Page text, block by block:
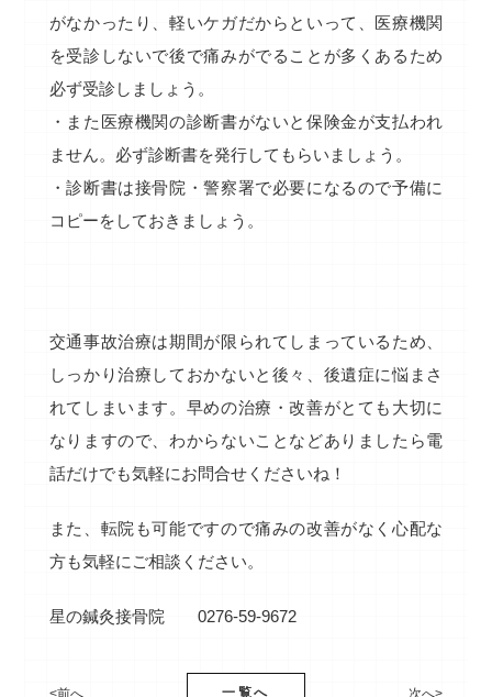
がなかったり、軽いケガだからといって、医療機関
を受診しないで後で痛みがでることが多くあるため
必ず受診しましょう。
・また医療機関の診断書がないと保険金が支払われ
ません。必ず診断書を発行してもらいましょう。
・診断書は接骨院・警察署で必要になるので予備に
コピーをしておきましょう。
交通事故治療は期間が限られてしまっているため、
しっかり治療しておかないと後々、後遺症に悩まさ
れてしまいます。早めの治療・改善がとても大切に
なりますので、わからないことなどありましたら電
話だけでも気軽にお問合せくださいね！
また、転院も可能ですので痛みの改善がなく心配な
方も気軽にご相談ください。
星の鍼灸接骨院 0276-59-9672
<前へ 一覧へ 次へ>